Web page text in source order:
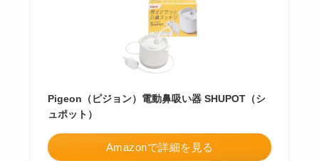
Pigeon（ピジョン）電動鼻吸い器 SHUPOT（シ
ュポット）
Amazonで詳細を見る